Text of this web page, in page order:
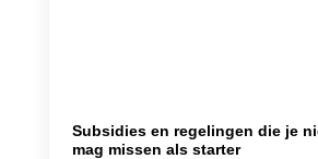
Subsidies en regelingen die je
mag missen als starter